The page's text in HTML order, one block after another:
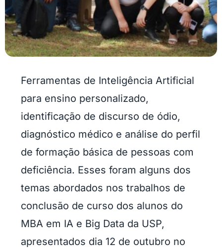
Ferramentas de Inteligência Artificial
para ensino personalizado,
identificação de discurso de ódio,
diagnóstico médico e análise do perfil
de formação básica de pessoas com
deficiência. Esses foram alguns dos
temas abordados nos trabalhos de
conclusão de curso dos alunos do
MBA em IA e Big Data da USP,
apresentados dia 12 de outubro no